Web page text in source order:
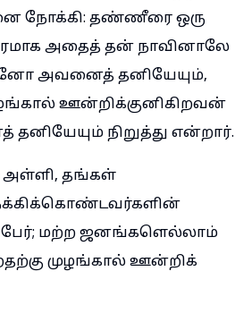
நோக்கி: தண்ணீரை ஒரு
அதைத் தன் நாவினாலே
அவனைத் தனியேயும்,
ஊன்றிக்குனிகிறவன்
நிறுத்து என்றார்.
தங்கள்
மற்ற ஜனங்களெல்லாம்
முழங்கால் ஊன்றிக்